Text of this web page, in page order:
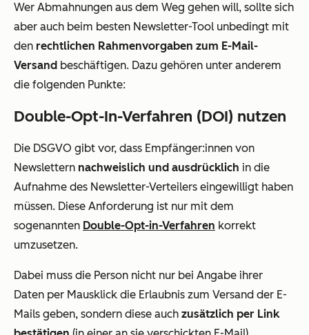
Wer Abmahnungen aus dem Weg gehen will, sollte sich
aber auch beim besten Newsletter-Tool unbedingt mit
den rechtlichen Rahmenvorgaben zum E-Mail-
Versand beschäftigen. Dazu gehören unter anderem
die folgenden Punkte:
Double-Opt-In-Verfahren (DOI) nutzen
Die DSGVO gibt vor, dass Empfänger:innen von
Newslettern nachweislich und ausdrücklich in die
Aufnahme des Newsletter-Verteilers eingewilligt haben
müssen. Diese Anforderung ist nur mit dem
sogenannten Double-Opt-in-Verfahren korrekt
umzusetzen.
Dabei muss die Person nicht nur bei Angabe ihrer
Daten per Mausklick die Erlaubnis zum Versand der E-
Mails geben, sondern diese auch zusätzlich per Link